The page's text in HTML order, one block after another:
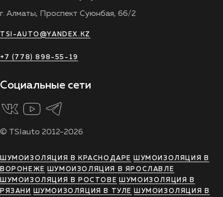
г. Алматы, Проспект Суюнбая, 66/2
TSI-AUTO@YANDEX.KZ
+7 (778) 898-55-19
Социальные сети
© TSIauto 2012-2026
ШУМОИЗОЛЯЦИЯ В КРАСНОДАРЕ
ШУМОИЗОЛЯЦИЯ В
ВОРОНЕЖЕ
ШУМОИЗОЛЯЦИЯ В ЯРОСЛАВЛЕ
ШУМОИЗОЛЯЦИЯ В РОСТОВЕ
ШУМОИЗОЛЯЦИЯ В
РЯЗАНИ
ШУМОИЗОЛЯЦИЯ В ТУЛЕ ШУМОИЗОЛЯЦИЯ В